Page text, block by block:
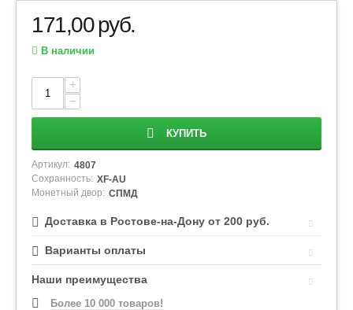
171,00руб.
В наличии
+
−
КУПИТЬ
Артикул: 4807
Сохранность: XF-AU
Монетный двор: СПМД
Доставка в Ростове-на-Дону от 200 руб.
Варианты оплаты
Наши преимущества
Более 10 000 товаров!